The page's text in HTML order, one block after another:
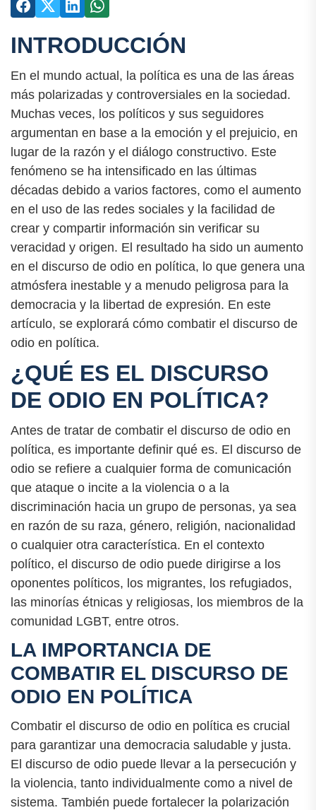
INTRODUCCIÓN
En el mundo actual, la política es una de las áreas
más polarizadas y controversiales en la sociedad.
Muchas veces, los políticos y sus seguidores
argumentan en base a la emoción y el prejuicio, en
lugar de la razón y el diálogo constructivo. Este
fenómeno se ha intensificado en las últimas
décadas debido a varios factores, como el aumento
en el uso de las redes sociales y la facilidad de
crear y compartir información sin verificar su
veracidad y origen. El resultado ha sido un aumento
en el discurso de odio en política, lo que genera una
atmósfera inestable y a menudo peligrosa para la
democracia y la libertad de expresión. En este
artículo, se explorará cómo combatir el discurso de
odio en política.
¿QUÉ ES EL DISCURSO
DE ODIO EN POLÍTICA?
Antes de tratar de combatir el discurso de odio en
política, es importante definir qué es. El discurso de
odio se refiere a cualquier forma de comunicación
que ataque o incite a la violencia o a la
discriminación hacia un grupo de personas, ya sea
en razón de su raza, género, religión, nacionalidad
o cualquier otra característica. En el contexto
político, el discurso de odio puede dirigirse a los
oponentes políticos, los migrantes, los refugiados,
las minorías étnicas y religiosas, los miembros de la
comunidad LGBT, entre otros.
LA IMPORTANCIA DE
COMBATIR EL DISCURSO DE
ODIO EN POLÍTICA
Combatir el discurso de odio en política es crucial
para garantizar una democracia saludable y justa.
El discurso de odio puede llevar a la persecución y
la violencia, tanto individualmente como a nivel de
sistema. También puede fortalecer la polarización